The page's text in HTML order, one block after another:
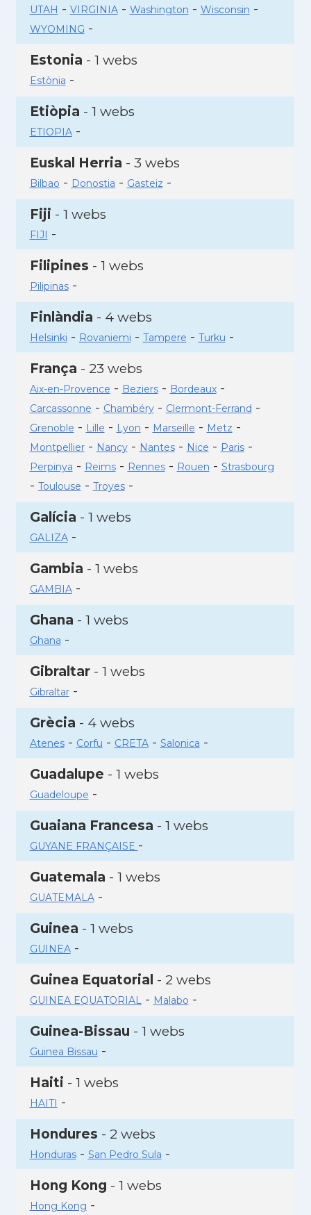
UTAH - VIRGINIA- Washington - Wisconsin -
WYOMING -
Estonia - 1 webs
Estònia -
Etiòpia - 1 webs
ETIOPIA-
Euskal Herria - 3 webs
Bilbao - Donostia - Gasteiz -
Fiji - 1 webs
FIJI -
Filipines - 1 webs
Pilipinas-
Finlàndia - 4 webs
Helsinki - Rovaniemi - Tampere - Turku -
França - 23 webs
Aix-en-Provence - Beziers- Bordeaux-
Carcassonne - Chambéry- Clermont-Ferrand -
Grenoble - Lille - Lyon - Marseille - Metz -
Montpellier- Nancy- Nantes- Nice - Paris-
Perpinya - Reims- Rennes- Rouen - Strasbourg
- Toulouse - Troyes-
Galícia - 1 webs
GALIZA-
Gambia - 1 webs
GAMBIA-
Ghana - 1 webs
Ghana -
Gibraltar- 1 webs
Gibraltar-
Grècia - 4 webs
Atenes- Corfu - CRETA- Salonica -
Guadalupe - 1 webs
Guadeloupe -
Guaiana Francesa - 1 webs
GUYANE FRANÇAISE -
Guatemala - 1 webs
GUATEMALA-
Guinea - 1 webs
GUINEA-
Guinea Equatorial - 2 webs
GUINEA EQUATORIAL- Malabo -
Guinea-Bissau - 1 webs
Guinea Bissau -
Haiti - 1 webs
HAITI -
Hondures - 2 webs
Honduras- San Pedro Sula -
Hong Kong - 1 webs
Hong Kong -